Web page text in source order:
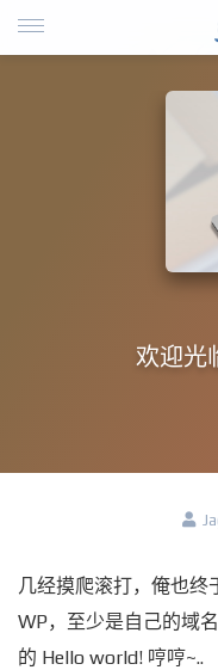
欢迎光
几经摸爬滚打，俺也终
WP，至少是自己的域
的 Hello world! 哼哼~..